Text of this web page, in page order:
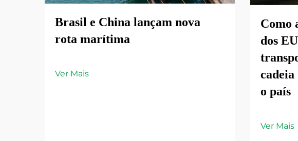
Brasil e China lançam nova
rota marítima
Ver Mais
Como
dos
cadeia
o país
Ver Mais